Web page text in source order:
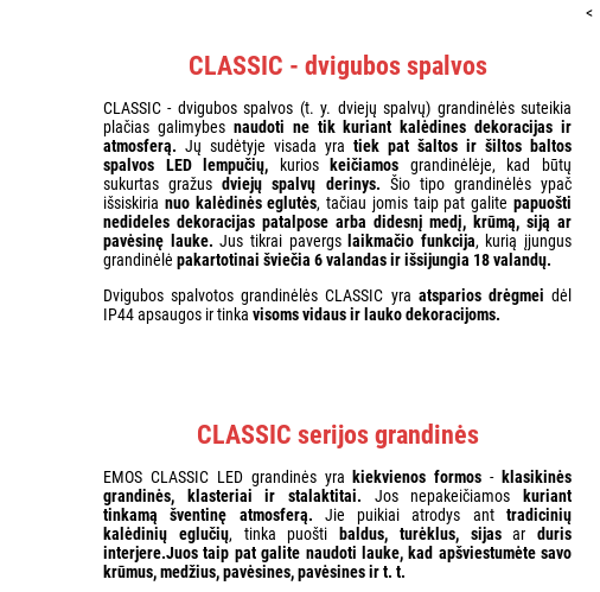
<
CLASSIC - dvigubos spalvos
CLASSIC - dvigubos spalvos (t. y. dviejų spalvų) grandinėlės suteikia
plačias galimybes naudoti ne tik kuriant kalėdines dekoracijas ir
atmosferą. Jų sudėtyje visada yra tiek pat šaltos ir šiltos baltos
spalvos LED lempučių, kurioskeičiamos grandinėlėje, kad būtų
sukurtas gražusdviejų spalvų derinys. Šio tipo grandinėlės ypač
išsiskiria nuo kalėdinės eglutės, tačiau jomis taip pat galitepapuošti
nedideles dekoracijas patalpose arba didesnį medį, krūmą, siją ar
pavėsinę lauke. Jus tikrai pavergslaikmačio funkcija, kurią įjungus
grandinėlė pakartotinai šviečia 6 valandas ir išsijungia 18 valandų.
Dvigubos spalvotos grandinėlės CLASSIC yra atsparios drėgmei dėl
IP44 apsaugos ir tinka visoms vidaus ir lauko dekoracijoms.
CLASSIC serijos grandinės
EMOS CLASSIC LED grandinės yrakiekvienos formos - klasikinės
grandinės, klasteriai ir stalaktitai. Jos nepakeičiamos kuriant
tinkamą šventinę atmosferą. Jie puikiai atrodys anttradicinių
kalėdinių eglučių, tinka puošti baldus, turėklus, sijasar duris
interjere.Juos taip pat galite naudoti lauke, kad apšviestumėte savo
krūmus, medžius, pavėsines, pavėsinesir t. t.